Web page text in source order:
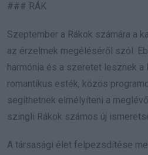
### RÁK
Szeptember a Rákok számára a
az érzelmek megéléséről szól.
harmónia és a szeretet lesznek a
romantikus esték, közös
segíthetnek elmélyíteni a
szingli Rákok számos új
A társasági élet felpezsdítése